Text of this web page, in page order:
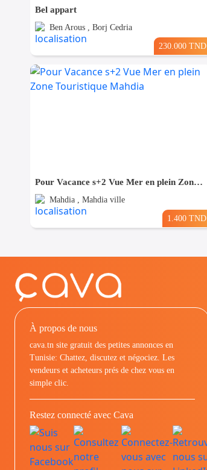
Bel appart
Ben Arous , Borj Cedria
230.000 TND
Pour Vacance s+2 Vue Mer en plein Zone Touristique Mahdia
Mahdia , Mahdia ville
1.400 TND
À propos de nous
cava.tn site gratuit des petites annonces en
Tunisie: Chattez, discutez et négociez. Les
vendeurs et acheteurs prés de chez vous en
simple clic.
Restez connecté avec Cava